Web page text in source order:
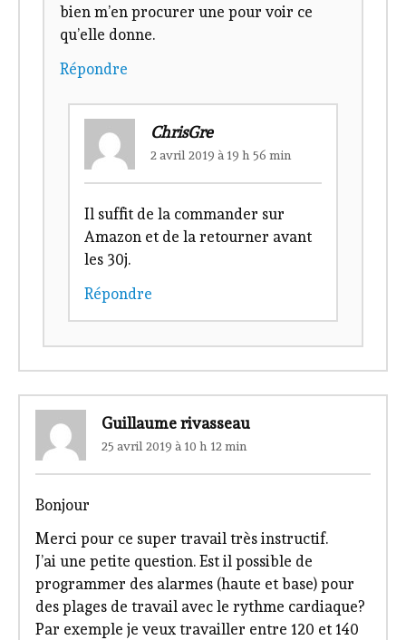
bien m’en procurer une pour voir ce
qu’elle donne.
Répondre
ChrisGre
2 avril 2019 à 19 h 56 min
Il suffit de la commander sur
Amazon et de la retourner avant
les 30j.
Répondre
Guillaume rivasseau
25 avril 2019 à 10 h 12 min
Bonjour
Merci pour ce super travail très instructif.
J’ai une petite question. Est il possible de
programmer des alarmes (haute et base) pour
des plages de travail avec le rythme cardiaque?
Par exemple je veux travailler entre 120 et 140